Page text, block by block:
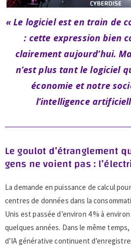
« Le logiciel est en train de
: cette expression bien
clairement aujourd’hui.
n’est plus tant le logiciel
économie et notre
l’intelligence
Le goulot d’étranglement
gens ne voient pas :
La demande en puissance de calcul
centres de données dans la
Unis est passée d’environ 4 % à
quelques années. Dans le même
d’IA générative continuent